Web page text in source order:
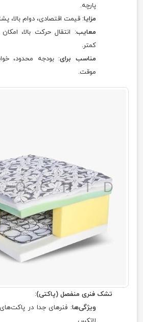
پارچه.
مزایا: قیمت اقتصادی، دوام بالا،
معایب: انتقال حرکت بالا،
کمتر.
مناسب برای: بودجه محدود،
موقت.
تشک فنری منفصل (پاکتی):
ویژگی‌ها: فنرهای جدا در